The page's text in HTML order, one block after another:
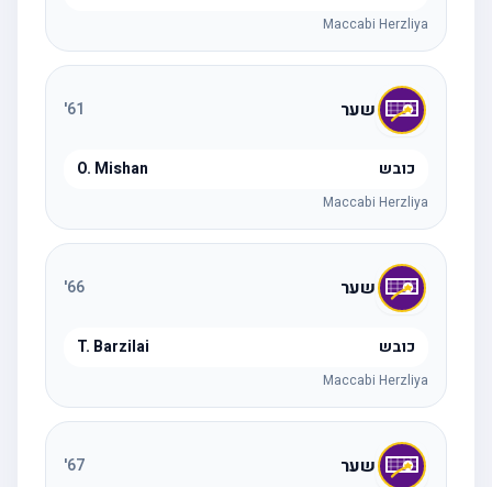
Maccabi Herzliya
שער 61
'
כובש O. Mishan
Maccabi Herzliya
שער 66
'
כובש T. Barzilai
Maccabi Herzliya
שער 67
'